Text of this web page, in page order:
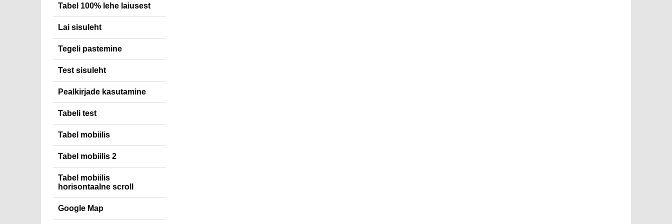
Tabel 100% lehe laiusest
Lai sisuleht
Tegeli pastemine
Test sisuleht
Pealkirjade kasutamine
Tabeli test
Tabel mobiilis
Tabel mobiilis 2
Tabel mobiilis
horisontaalne scroll
Google Map